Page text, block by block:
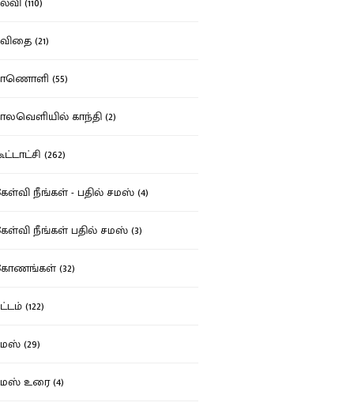
(21)
(55)
காந்தி (2)
(262)
நீங்கள் - பதில் சமஸ் (4)
நீங்கள் பதில் சமஸ் (3)
(32)
(122)
(29)
உரை (4)